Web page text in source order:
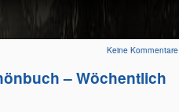
– Wöchentlich
Keine Kommentare